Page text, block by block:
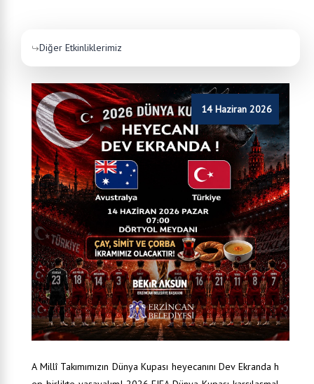
Diğer Etkinliklerimiz
14 Haziran 2026
A Millî Takımımızın Dünya Kupası heyecanını Dev Ekranda h